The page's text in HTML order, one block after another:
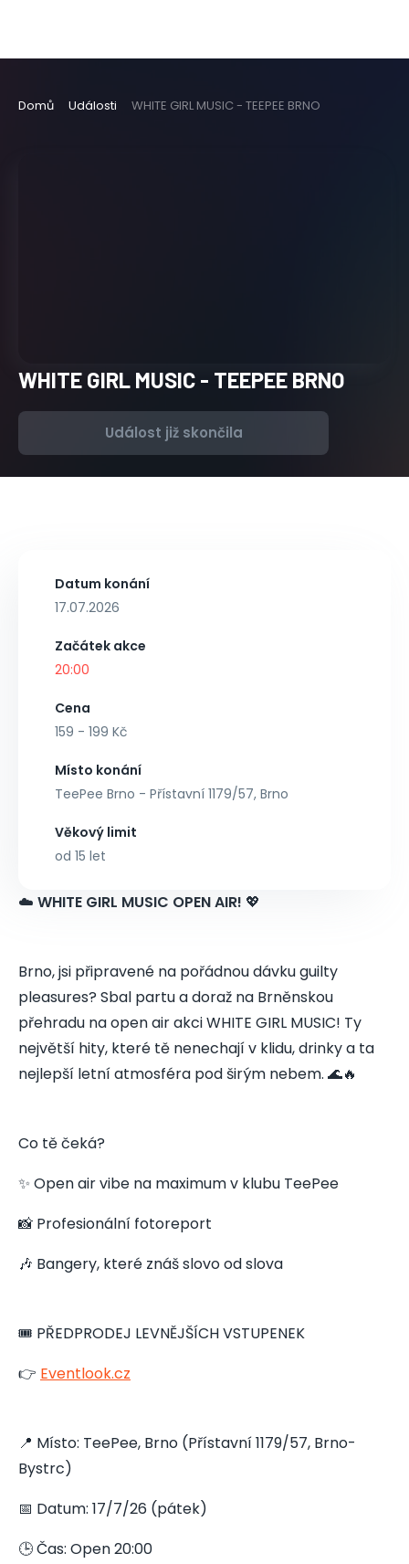
Domů Události WHITE GIRL MUSIC - TEEPEE BRNO
WHITE GIRL MUSIC - TEEPEE BRNO
Událost již skončila
Datum konání
17.07.2026
Začátek akce
20:00
Cena
159 - 199 Kč
Místo konání
TeePee Brno - Přístavní 1179/57, Brno
Věkový limit
od 15 let
☁️ WHITE GIRL MUSIC OPEN AIR! 💖
Brno, jsi připravené na pořádnou dávku guilty
pleasures? Sbal partu a doraž na Brněnskou
přehradu na open air akci WHITE GIRL MUSIC! Ty
největší hity, které tě nenechají v klidu, drinky a ta
nejlepší letní atmosféra pod širým nebem. 🌊🔥
Co tě čeká?
✨ Open air vibe na maximum v klubu TeePee
📸 Profesionální fotoreport
🎶 Bangery, které znáš slovo od slova
🎟️ PŘEDPRODEJ LEVNĚJŠÍCH VSTUPENEK
👉 Eventlook.cz
📍 Místo: TeePee, Brno (Přístavní 1179/57, Brno-
Bystrc)
📅 Datum: 17/7/26 (pátek)
🕒 Čas: Open 20:00